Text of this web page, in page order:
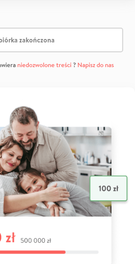
zakończona
niedozwolone treści? Napisz do nas